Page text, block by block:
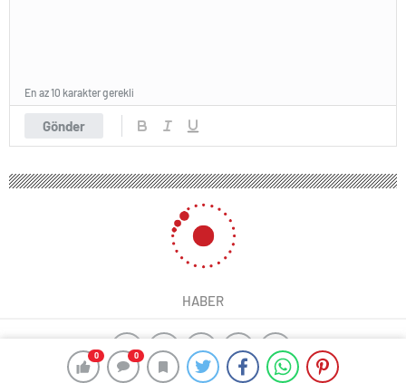
0 0
Gönder
En az 10 karakter gerekli
HABER